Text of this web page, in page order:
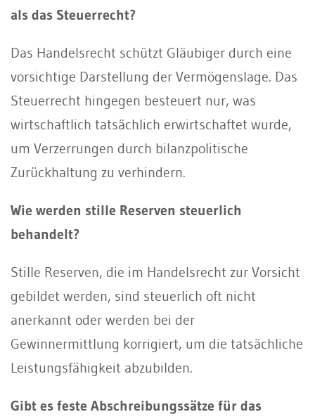
als das Steuerrecht?
Das Handelsrecht schützt Gläubiger durch eine
vorsichtige Darstellung der Vermögenslage. Das
Steuerrecht hingegen besteuert nur, was
wirtschaftlich tatsächlich erwirtschaftet wurde,
um Verzerrungen durch bilanzpolitische
Zurückhaltung zu verhindern.
Wie werden stille Reserven steuerlich
behandelt?
Stille Reserven, die im Handelsrecht zur Vorsicht
gebildet werden, sind steuerlich oft nicht
anerkannt oder werden bei der
Gewinnermittlung korrigiert, um die tatsächliche
Leistungsfähigkeit abzubilden.
Gibt es feste Abschreibungssätze für das